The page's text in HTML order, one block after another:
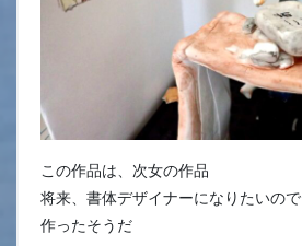
この作品は、次女の作品
将来、書体デザイナーになりたいので
作ったそうだ